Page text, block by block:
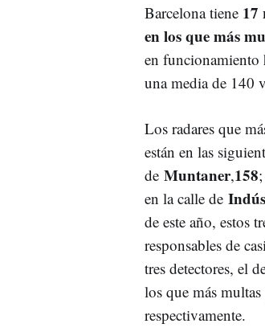
Barcelona tiene 17
en los que más
en funcionamiento
una media de 140
Los radares que
están en las
de Muntaner,158
en la calle de
de este año, estos
responsables de
tres detectores, el
los que más
respectivamente.